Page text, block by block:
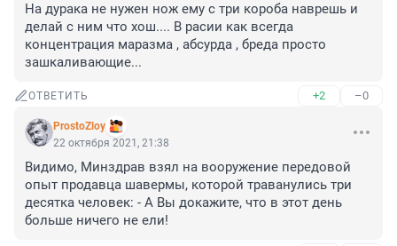
На дурака не нужен нож ему с три короба наврешь и
делай с ним что хош.... В расии как всегда
концентрация маразма , абсурда , бреда просто
зашкаливающие...
ОТВЕТИТЬ +2 –0
ProstoZloy
22 октября 2021, 21:38
Видимо, Минздрав взял на вооружение передовой
опыт продавца шавермы, которой траванулись три
десятка человек: - А Вы докажите, что в этот день
больше ничего не ели!